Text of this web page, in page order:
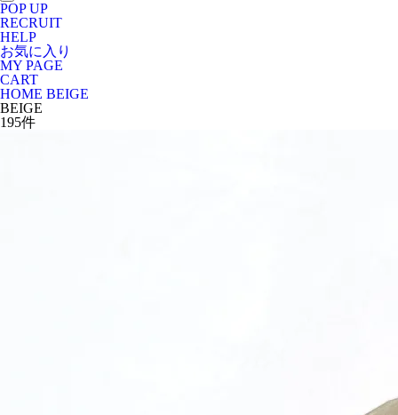
POP UP
RECRUIT
HELP
お気に入り
MY PAGE
CART
HOME BEIGE
BEIGE
195件